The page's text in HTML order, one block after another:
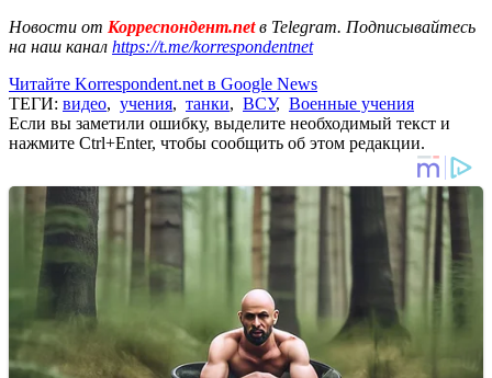
Новости от Корреспондент.netв Telegram. Подписывайтесь
на наш канал https://t.me/korrespondentnet
Читайте Korrespondent.net в Google News
ТЕГИ: видео, учения, танки, ВСУ, Военные учения
Если вы заметили ошибку, выделите необходимый текст и
нажмите Ctrl+Enter, чтобы сообщить об этом редакции.